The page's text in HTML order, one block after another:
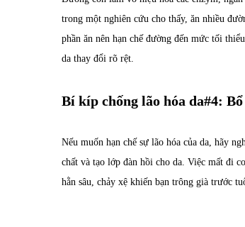
trong một nghiên cứu cho thấy, ăn nhiều
phần ăn nên hạn chế đường đến mức tối
da thay đổi rõ rệt.
Bí kíp chống lão hóa da#4:
Nếu muốn hạn chế sự lão hóa của da, hãy
chất và tạo lớp đàn hồi cho da. Việc mất đi
hằn sâu, chảy xệ khiến bạn trông già trước